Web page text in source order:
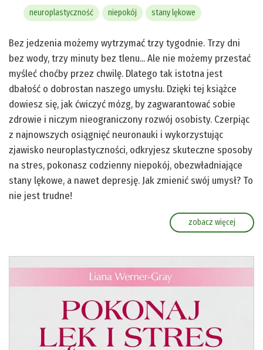
neuroplastyczność niepokój stany lękowe
Bez jedzenia możemy wytrzymać trzy tygodnie. Trzy dni
bez wody, trzy minuty bez tlenu... Ale nie możemy przestać
myśleć choćby przez chwilę. Dlatego tak istotna jest
dbałość o dobrostan naszego umysłu. Dzięki tej książce
dowiesz się, jak ćwiczyć mózg, by zagwarantować sobie
zdrowie i niczym nieograniczony rozwój osobisty. Czerpiąc
z najnowszych osiągnięć neuronauki i wykorzystując
zjawisko neuroplastyczności, odkryjesz skuteczne sposoby
na stres, pokonasz codzienny niepokój, obezwładniające
stany lękowe, a nawet depresję. Jak zmienić swój umysł? To
nie jest trudne!
zobacz więcej